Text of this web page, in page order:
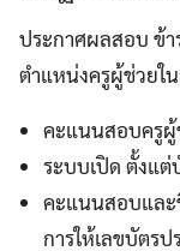
ประกาศผลสอบ ข้า
ตำแหน่งครูผู้ช่วยใ
คะแนนสอบครูผู้
ระบบเปิด ตั้งแ
คะแนนสอบและ
การให้เลขบัตร